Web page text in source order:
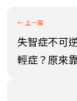
失智症不可
輕症？原來